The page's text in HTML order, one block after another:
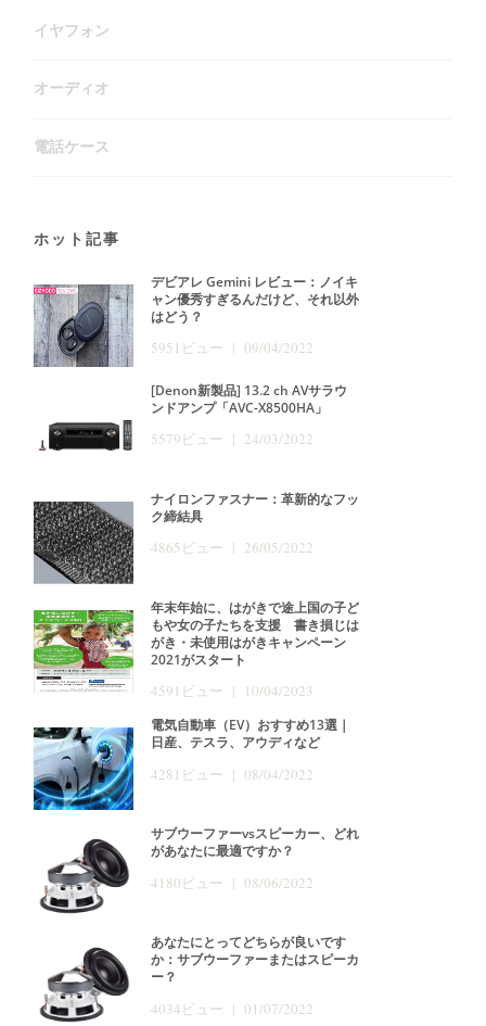
イヤフォン
オーディオ
電話ケース
ホット記事
デビアレ Gemini レビュー：ノイキ
ャン優秀すぎるんだけど、それ以外
はどう？
5951ビュー | 09/04/2022
[Denon新製品] 13.2 ch AVサラウ
ンドアンプ「AVC-X8500HA」
5579ビュー | 24/03/2022
ナイロンファスナー：革新的なフッ
ク締結具
4865ビュー | 26/05/2022
年末年始に、はがきで途上国の子ど
もや女の子たちを支援 書き損じは
がき・未使用はがきキャンペーン
2021がスタート
4591ビュー | 10/04/2023
電気自動車（EV）おすすめ13選｜
日産、テスラ、アウディなど
4281ビュー | 08/04/2022
サブウーファーvsスピーカー、どれ
があなたに最適ですか？
4180ビュー | 08/06/2022
あなたにとってどちらが良いです
か：サブウーファーまたはスピーカ
ー？
4034ビュー | 01/07/2022